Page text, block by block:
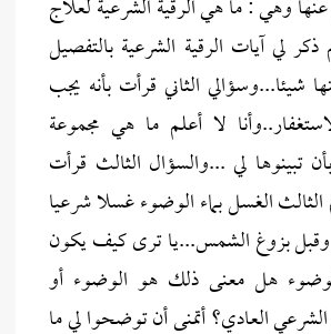
وهي : ما هي الرقية الشرعية لعلاج
ذكر لي آيات الرقية الشرعية بالتفصيل
شيئا...وسؤالي الثاني قرأت بأنه يجب
لا أعلم ما هي مجموعة
تبينوها لي ...والسؤال الثالث قرأت
الثالث الغسل بماء الوضوء غسلا شرعيا
بزوغ الشمس...يا ترى كيف يكون
هل معنى ذلك هو الوضوء أو
العادي؟ أتمنى أن توضحوا لي ما